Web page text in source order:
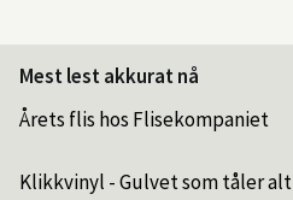
Mest lest akkurat nå
Årets flis hos Flisekompaniet
Klikkvinyl - Gulvet som tåler alt